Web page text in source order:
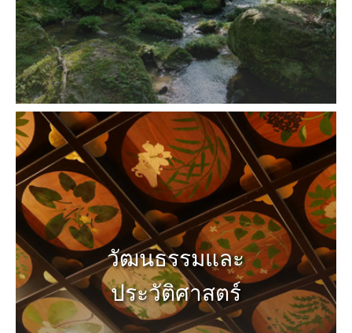
วัฒนธรรมและ
ประวัติศาสตร์